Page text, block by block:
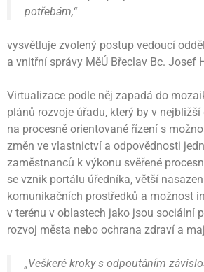
potřebám,“
vysvětluje zvolený postup vedoucí
a vnitřní správy MěÚ Břeclav Bc. Josef
Virtualizace podle něj zapadá do
plánů rozvoje úřadu, který by v
na procesně orientované řízení s
změn ve vlastnictví a odpovědnosti
zaměstnanců k výkonu svěřené
se vznik portálu úředníka, větší
komunikačních prostředků a možnost
v terénu v oblastech jako jsou sociální
rozvoj města nebo ochrana zdraví a
„Veškeré kroky s odpoutáním